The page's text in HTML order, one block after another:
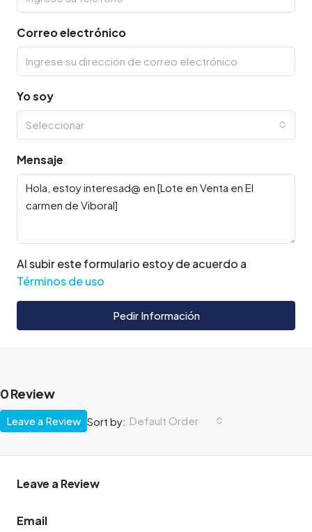
Correo electrónico
Yo soy
Seleccionar
Mensaje
Al subir este formulario estoy de acuerdo a
Términos de uso
Pedir Información
0 Review
Sort by: Default Order
Leave a Review
Leave a Review
Email